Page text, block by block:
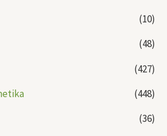
(10)
(48)
(427)
(448)
(36)